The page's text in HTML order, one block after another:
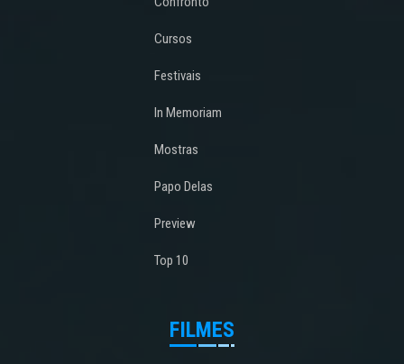
Cursos
Festivais
In Memoriam
Mostras
Papo Delas
Preview
Top 10
FILMES